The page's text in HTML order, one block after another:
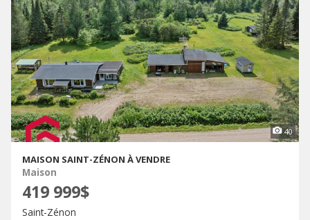
40
MAISON SAINT-ZÉNON À VENDRE
Maison
419 999$
Saint-Zénon